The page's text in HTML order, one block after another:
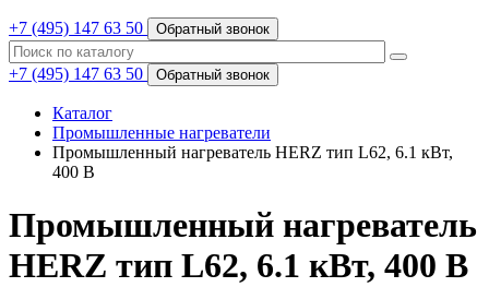
+7 (495) 147 63 50 Обратный звонок
+7 (495) 147 63 50 Обратный звонок
Каталог
Промышленные нагреватели
Промышленный нагреватель HERZ тип L62, 6.1 кВт,
400 В
Промышленный нагреватель
HERZ тип L62, 6.1 кВт, 400 В